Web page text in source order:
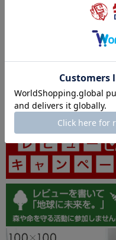
商品に大変満足していま
>>タンスのゲンが返信
この度はタンスのゲン
ざいます。無事に商品
した。また、ご購入いた